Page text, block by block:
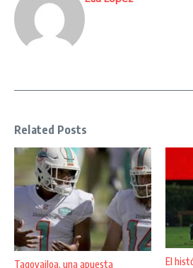
Related Posts
Tagovailoa, una apuesta
El